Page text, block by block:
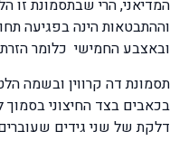
המדיאני, הרי שבתסמונת זו
וההתבטאות הינה בפגיעה
ובאצבע החמישי כלומר
בכאבים בצד החיצוני
דלקת של שני גידים